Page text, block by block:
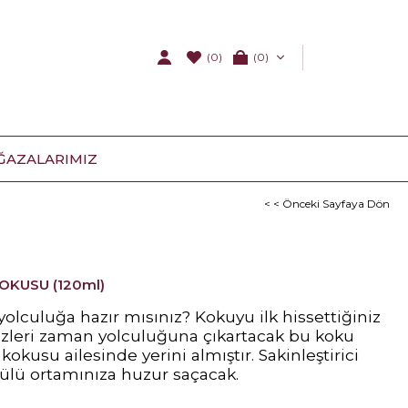
(0) 0
< < Önceki Sayfaya Dön
(120ml)
hazır mısınız? Kokuyu ilk hissettiğiniz
zaman yolculuğuna çıkartacak bu koku
ailesinde yerini almıştır. Sakinleştirici
ortamınıza huzur saçacak.